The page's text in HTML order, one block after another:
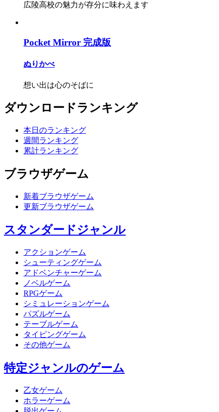
広陵高校の魅力が存分に味わえます
Pocket Mirror 完成版
ぬりかべ
想い出は心のそばに
ダウンロードランキング
本日のランキング
週間ランキング
累計ランキング
ブラウザゲーム
新着ブラウザゲーム
更新ブラウザゲーム
スタンダードジャンル
アクションゲーム
シューティングゲーム
アドベンチャーゲーム
ノベルゲーム
RPGゲーム
シミュレーションゲーム
パズルゲーム
テーブルゲーム
タイピングゲーム
その他ゲーム
特定ジャンルのゲーム
乙女ゲーム
ホラーゲーム